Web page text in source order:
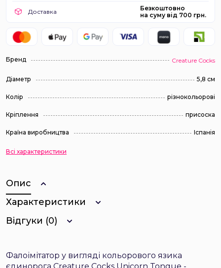
Доставка
Безкоштовно
на суму від 700 грн.
Бренд Creature Cocks
Діаметр 5,8 см
Колір різнокольорові
Кріплення присоска
Країна виробництва Іспанія
Всі характеристики
Опис
Характеристики
Відгуки (0)
Фалоімітатор у вигляді кольорового язика